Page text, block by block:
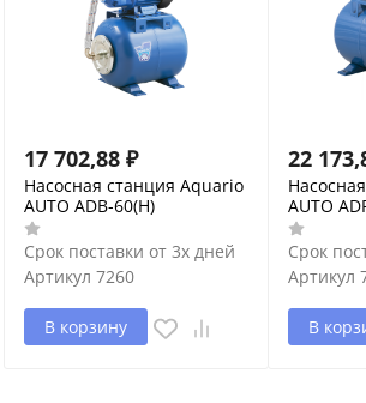
17 702,88 ₽
Насосная станция Aquario
AUTO ADB-60(H)
Срок поставки от 3х дней
Артикул 7260
В корзину
22
AUTO
Срок
Артикул
В